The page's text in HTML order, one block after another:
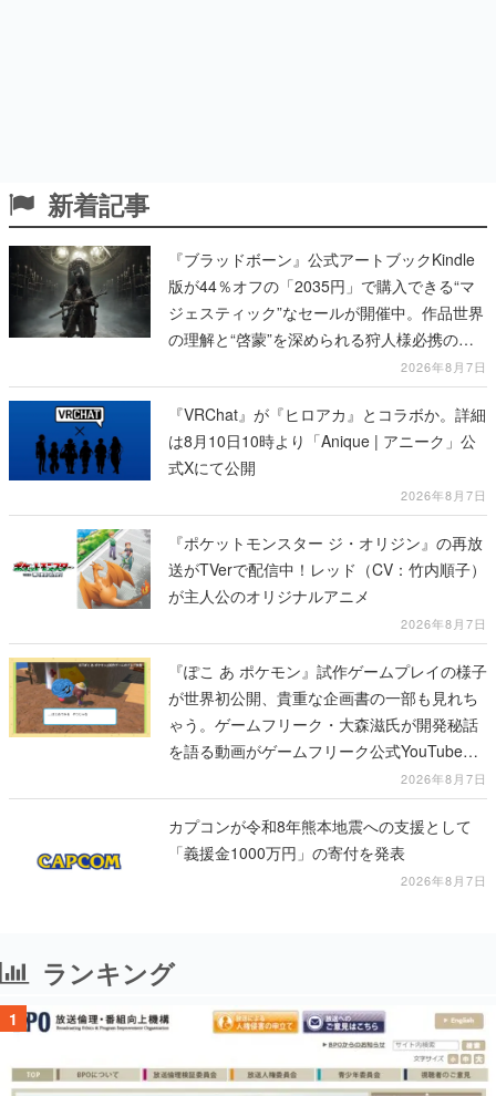
新着記事
『ブラッドボーン』公式アートブックKindle
版が44％オフの「2035円」で購入できる“マ
ジェスティック”なセールが開催中。作品世界
の理解と“啓蒙”を深められる狩人様必携の一
2026年8月7日
『VRChat』が『ヒロアカ』とコラボか。詳細
は8月10日10時より「Anique | アニーク」公
式Xにて公開
2026年8月7日
『ポケットモンスター ジ・オリジン』の再放
送がTVerで配信中！レッド（CV：竹内順子）
が主人公のオリジナルアニメ
2026年8月7日
『ぽこ あ ポケモン』試作ゲームプレイの様子
が世界初公開、貴重な企画書の一部も見れち
ゃう。ゲームフリーク・大森滋氏が開発秘話
を語る動画がゲームフリーク公式YouTubeで
2026年8月7日
カプコンが令和8年熊本地震への支援として
「義援金1000万円」の寄付を発表
2026年8月7日
ランキング
1